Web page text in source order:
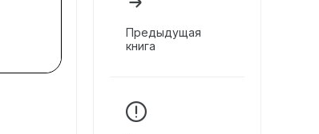
Предыдущая
книга